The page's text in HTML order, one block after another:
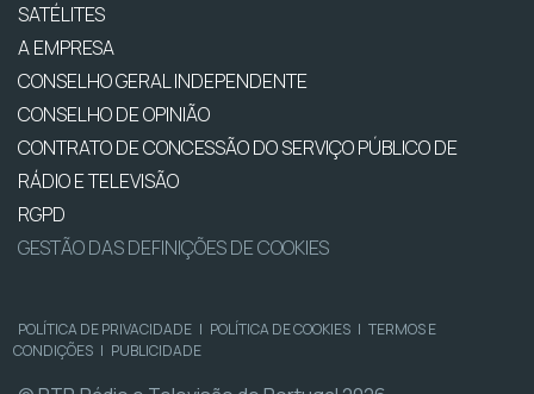
SATÉLITES
A EMPRESA
CONSELHO GERAL INDEPENDENTE
CONSELHO DE OPINIÃO
CONTRATO DE CONCESSÃO DO SERVIÇO PÚBLICO DE
RÁDIO E TELEVISÃO
RGPD
GESTÃO DAS DEFINIÇÕES DE COOKIES
POLÍTICA DE PRIVACIDADE | POLÍTICA DE COOKIES | TERMOS E
CONDIÇÕES | PUBLICIDADE